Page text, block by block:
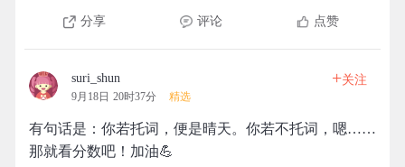
分享 评论 点赞
suri_shun
9月18日 20时37分 精选
+关注
有句话是：你若托词，便是晴天。你若不托词，嗯……
那就看分数吧！加油💪